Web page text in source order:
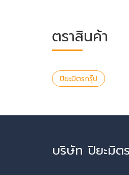
ตราสินค้า
ปิยะมิตรกรุ๊ป
บริษัท ปิยะมิต